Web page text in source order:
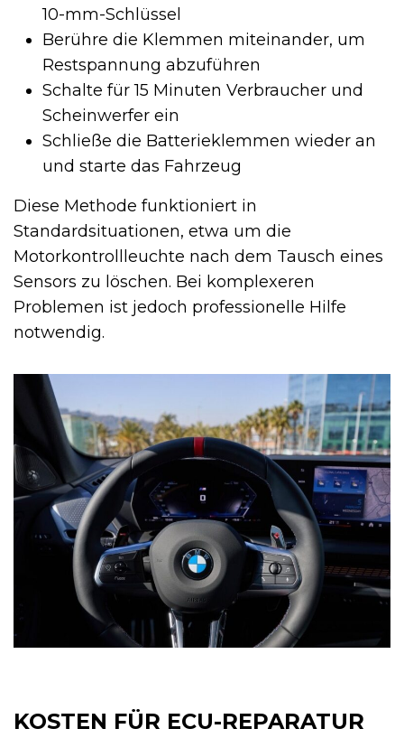
10-mm-Schlüssel
Berühre die Klemmen miteinander, um
Restspannung abzuführen
Schalte für 15 Minuten Verbraucher und
Scheinwerfer ein
Schließe die Batterieklemmen wieder an
und starte das Fahrzeug
Diese Methode funktioniert in
Standardsituationen, etwa um die
Motorkontrollleuchte nach dem Tausch eines
Sensors zu löschen. Bei komplexeren
Problemen ist jedoch professionelle Hilfe
notwendig.
KOSTEN FÜR ECU-REPARATUR